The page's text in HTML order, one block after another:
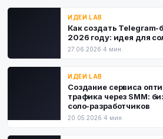
ИДЕИ LAB
Как создать Telegram-
2026 году: идея для
27.06.2026·4 мин.
ИДЕИ LAB
Создание сервиса
трафика через SMM:
соло-разработчиков
20.05.2026·4 мин.